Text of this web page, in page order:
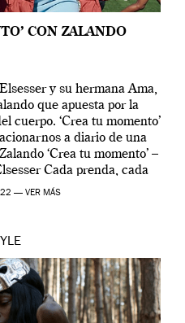
CON ZALANDO
y su hermana Ama,
que apuesta por la
cuerpo. ‘Crea tu momento’
a diario de una
‘Crea tu momento’ –
Cada prenda, cada
caracteriza […]
— VER MÁS